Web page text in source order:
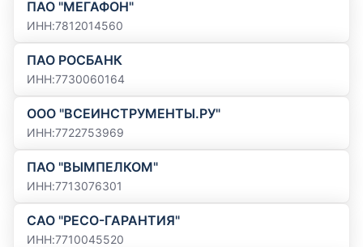
ПАО "МЕГАФОН"
ИНН:7812014560
ПАО РОСБАНК
ИНН:7730060164
ООО "ВСЕИНСТРУМЕНТЫ.РУ"
ИНН:7722753969
ПАО "ВЫМПЕЛКОМ"
ИНН:7713076301
САО "РЕСО-ГАРАНТИЯ"
ИНН:7710045520